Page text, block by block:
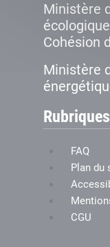
Ministère
Cohésion
Ministère
Rubriques
FAQ
Plan du
CGU